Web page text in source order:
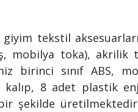
tekstil
mobilya toka),
birinci sınıf ABS,
8 adet plastik
şekilde